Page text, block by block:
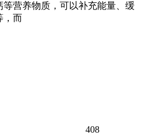
等营养物质，可以补充能量、缓
，而
408